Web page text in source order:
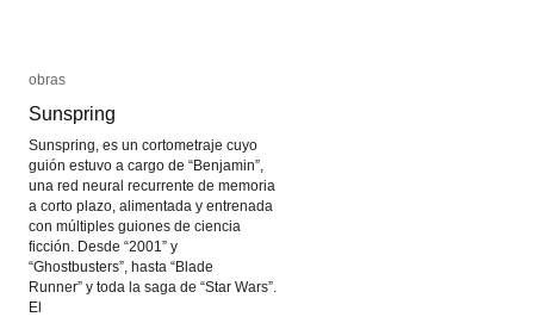
obras
Sunspring
Sunspring, es un cortometraje cuyo
guión estuvo a cargo de “Benjamin”,
una red neural recurrente de memoria
a corto plazo, alimentada y entrenada
con múltiples guiones de ciencia
ficción. Desde “2001” y
“Ghostbusters”, hasta “Blade
Runner” y toda la saga de “Star Wars”.
El
obras
Sunspring